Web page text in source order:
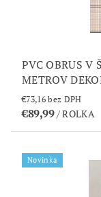
PVC OBRUS V
METROV
€73,16 bez DPH
€89,99/ ROLKA
Novinka